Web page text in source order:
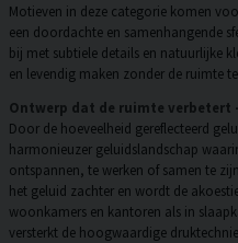
Motieven in deze categorie komen
een doordachte en samenhangende
bij met subtiele details en natuurlijke
en levendig maken zonder de ruimte te
Ontwerp dat de ruimte verbetert
Door de hoeveelheid gereflecteerd
harmonieuzer geluidslandschap
ontspannen, te werken of samen te
het geluid zachter en wordt de
woonkamers en kantoren als in
versterkt de hoogwaardige